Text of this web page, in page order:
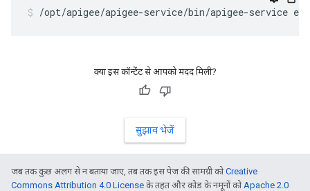
/opt/apigee/apigee-service/bin/apigee-service
क्या इस कॉन्टेंट से आपको मदद मिली?
सुझाव भेजें
जब तक कुछ अलग से न बताया जाए, तब तक इस पेज की सामग्री कोCreative
Commons Attribution 4.0 License के तहत और कोड के नमूनों कोApache 2.0